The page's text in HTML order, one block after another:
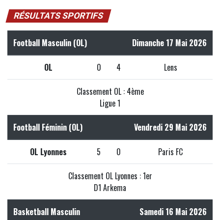
RÉSULTATS SPORTIFS
Football Masculin (OL) Dimanche 17 Mai 2026
OL 0 4 Lens
Classement OL : 4ème
Ligue 1
Football Féminin (OL) Vendredi 29 Mai 2026
OL Lyonnes 5 0 Paris FC
Classement OL Lyonnes : 1er
D1 Arkema
Basketball Masculin Samedi 16 Mai 2026